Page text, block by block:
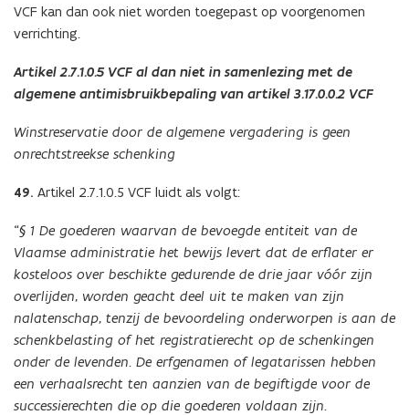
VCF kan dan ook niet worden toegepast op voorgenomen
verrichting.
Artikel 2.7.1.0.5 VCF al dan niet in samenlezing met de
algemene antimisbruikbepaling van artikel 3.17.0.0.2 VCF
Winstreservatie door de algemene vergadering is geen
onrechtstreekse schenking
49. Artikel 2.7.1.0.5 VCF luidt als volgt:
“§ 1 De goederen waarvan de bevoegde entiteit van de
Vlaamse administratie het bewijs levert dat de erflater er
kosteloos over beschikte gedurende de drie jaar vóór zijn
overlijden, worden geacht deel uit te maken van zijn
nalatenschap, tenzij de bevoordeling onderworpen is aan de
schenkbelasting of het registratierecht op de schenkingen
onder de levenden. De erfgenamen of legatarissen hebben
een verhaalsrecht ten aanzien van de begiftigde voor de
successierechten die op die goederen voldaan zijn.